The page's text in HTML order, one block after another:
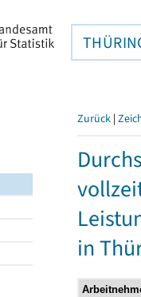
Zurück |
in